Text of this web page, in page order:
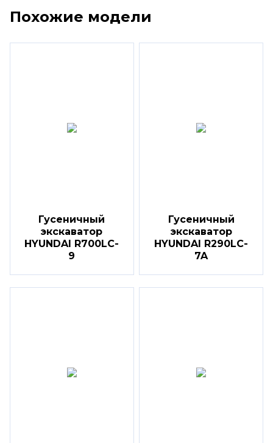
Похожие модели
Гусеничный
экскаватор
HYUNDAI R700LC-
9
Гусеничный
экскаватор
HYUNDAI R290LC-
7A